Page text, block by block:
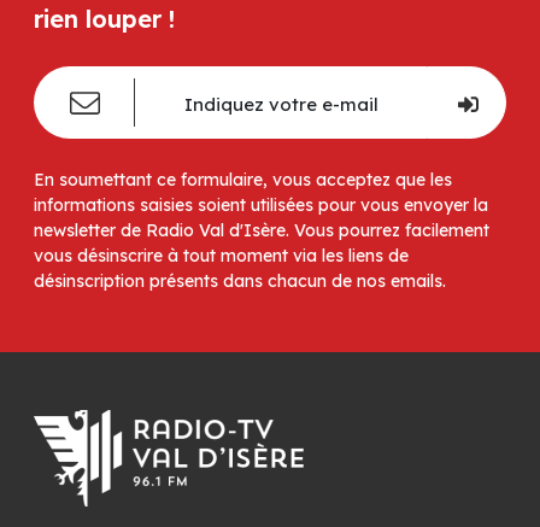
rien louper !
En soumettant ce formulaire, vous acceptez que les
informations saisies soient utilisées pour vous envoyer la
newsletter de Radio Val d'Isère. Vous pourrez facilement
vous désinscrire à tout moment via les liens de
désinscription présents dans chacun de nos emails.